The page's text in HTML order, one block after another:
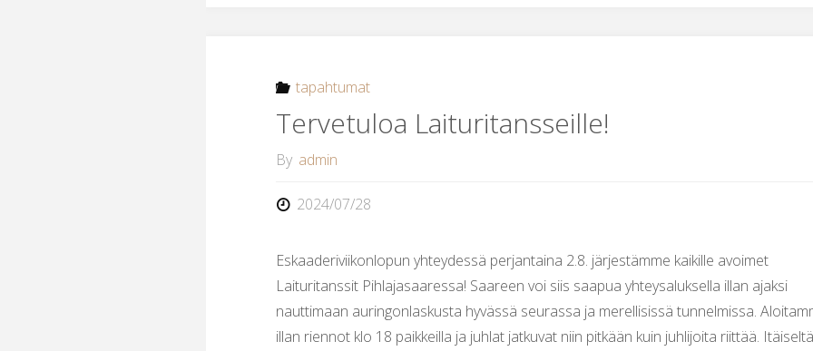
tapahtumat
Tervetuloa Laituritansseille!
By admin
2024/07/28
Eskaaderiviikonlopun yhteydessä perjantaina 2.8. järjestämme kaikille avoimet
Laituritanssit Pihlajasaaressa! Saareen voi siis saapua yhteysaluksella illan ajaksi
nauttimaan auringonlaskusta hyvässä seurassa ja merellisissä tunnelmissa.
illan riennot klo 18 paikkeilla ja juhlat jatkuvat niin pitkään kuin juhlijoita riittää.